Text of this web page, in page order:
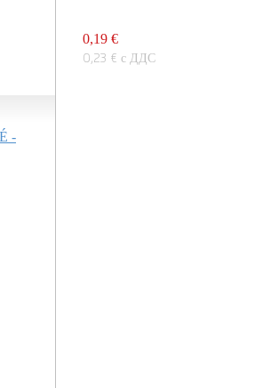
0,19 €
0,23 € с ДДС